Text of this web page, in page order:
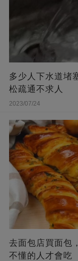
多少人下水道堵
松疏通不求人
2023/07/24
去面包店買面包
不懂的人才會吃